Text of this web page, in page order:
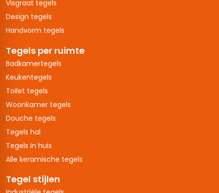
Visgraat tegels
Design tegels
Handvorm tegels
Tegels per ruimte
Badkamertegels
Keukentegels
Toilet tegels
Woonkamer tegels
Douche tegels
Tegels hal
Tegels in huis
Alle keramische tegels
Tegel stijlen